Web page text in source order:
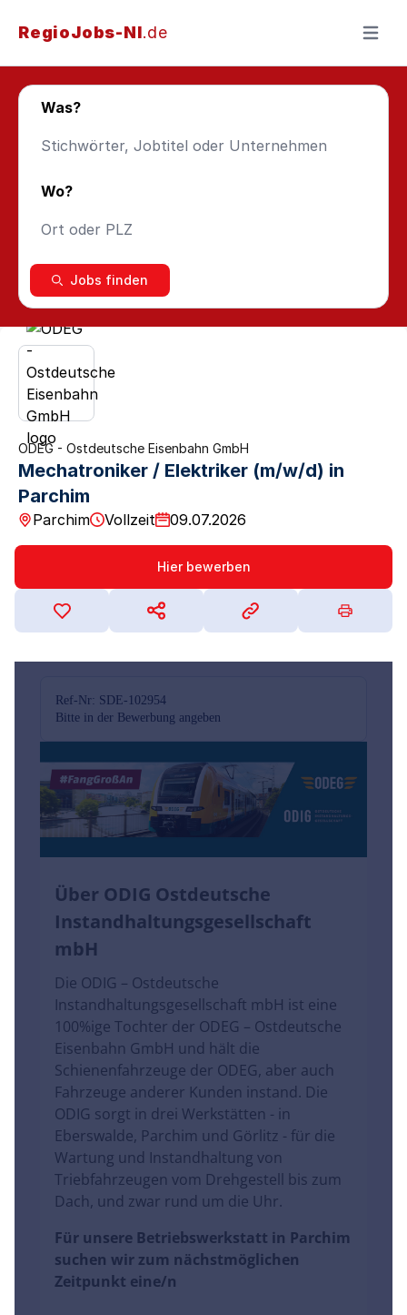
RegioJobs-NI.de Menü
Was?
Wo?
Jobs finden
ODEG - Ostdeutsche Eisenbahn GmbH
Mechatroniker / Elektriker (m/w/d) in
Parchim
Parchim Vollzeit 09.07.2026
Hier bewerben